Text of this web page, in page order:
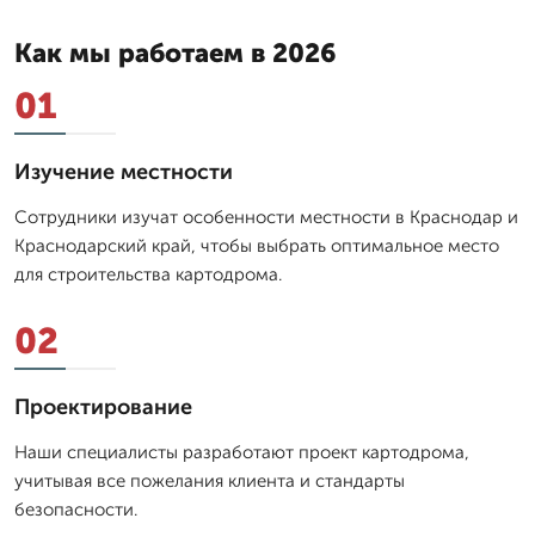
Как мы работаем в 2026
01
Изучение местности
Сотрудники изучат особенности местности в Краснодар и
Краснодарский край, чтобы выбрать оптимальное место
для строительства картодрома.
02
Проектирование
Наши специалисты разработают проект картодрома,
учитывая все пожелания клиента и стандарты
безопасности.